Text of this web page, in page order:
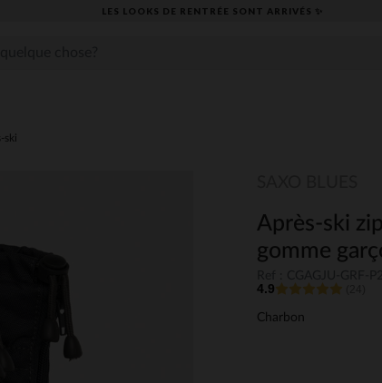
LES LOOKS DE RENTRÉE SONT ARRIVÉS ✨
ski
Après-ski
gomme
4.9
Charbon